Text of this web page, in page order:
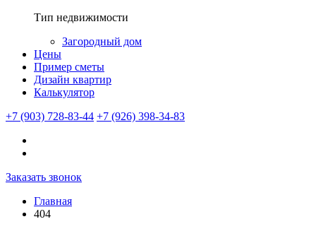
Тип недвижимости
Загородный дом
Цены
Пример сметы
Дизайн квартир
Калькулятор
+7 (903) 728-83-44 +7 (926) 398-34-83
Заказать звонок
Главная
404